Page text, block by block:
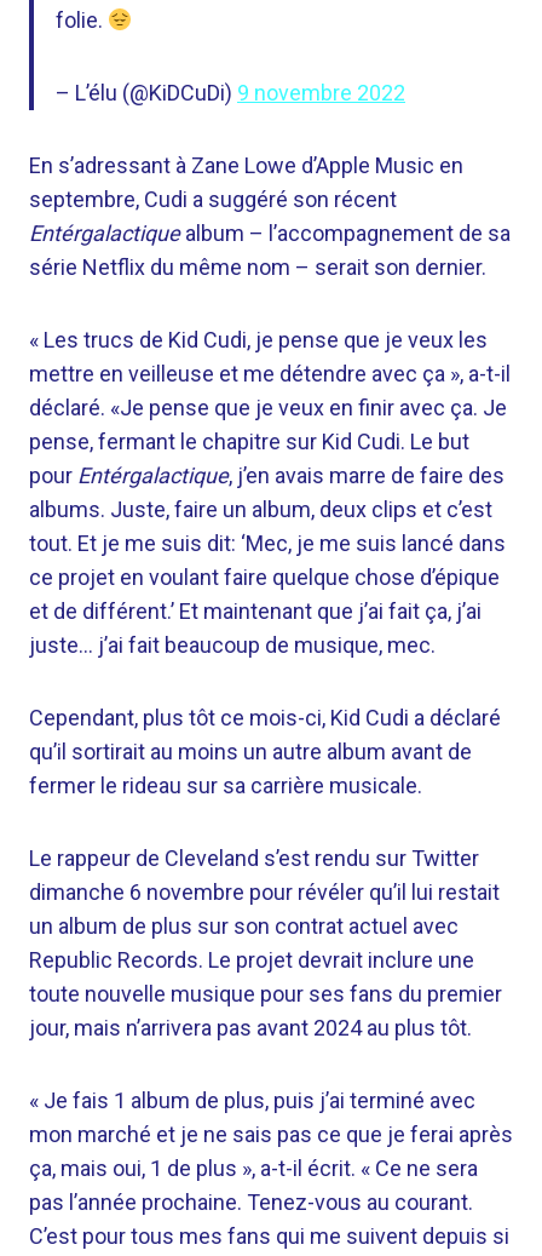
folie.
– L’élu (@KiDCuDi) 9 novembre 2022
En s’adressant à Zane Lowe d’Apple Music en
septembre, Cudi a suggéré son récent
Entérgalactiquealbum – l’accompagnement de sa
série Netflix du même nom – serait son dernier.
« Les trucs de Kid Cudi, je pense que je veux les
mettre en veilleuse et me détendre avec ça », a-t-il
déclaré. «Je pense que je veux en finir avec ça. Je
pense, fermant le chapitre sur Kid Cudi. Le but
pour Entérgalactique, j’en avais marre de faire des
albums. Juste, faire un album, deux clips et c’est
tout. Et je me suis dit: ‘Mec, je me suis lancé dans
ce projet en voulant faire quelque chose d’épique
et de différent.’ Et maintenant que j’ai fait ça, j’ai
juste… j’ai fait beaucoup de musique, mec.
Cependant, plus tôt ce mois-ci, Kid Cudi a déclaré
qu’il sortirait au moins un autre album avant de
fermer le rideau sur sa carrière musicale.
Le rappeur de Cleveland s’est rendu sur Twitter
dimanche 6 novembre pour révéler qu’il lui restait
un album de plus sur son contrat actuel avec
Republic Records. Le projet devrait inclure une
toute nouvelle musique pour ses fans du premier
jour, mais n’arrivera pas avant 2024 au plus tôt.
« Je fais 1 album de plus, puis j’ai terminé avec
mon marché et je ne sais pas ce que je ferai après
ça, mais oui, 1 de plus », a-t-il écrit. « Ce ne sera
pas l’année prochaine. Tenez-vous au courant.
C’est pour tous mes fans qui me suivent depuis si